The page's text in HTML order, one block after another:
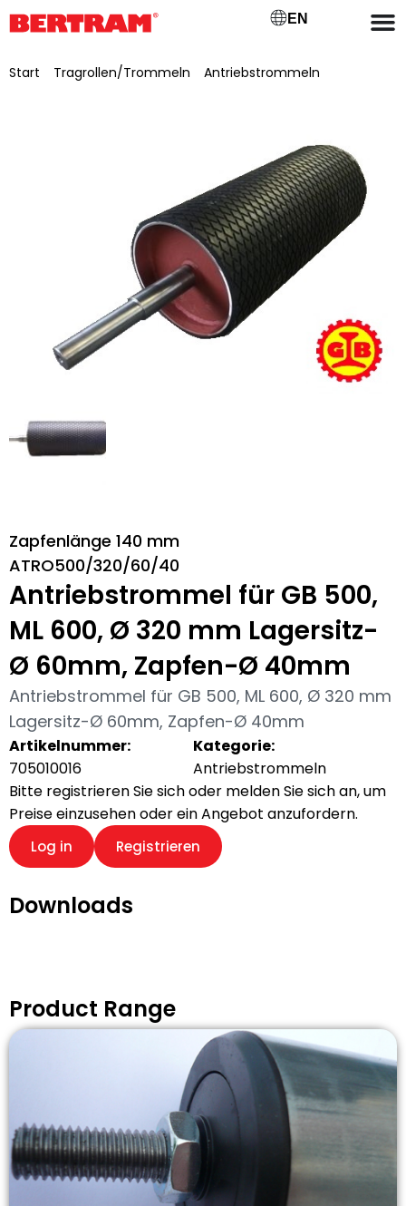
EN
Start Tragrollen/Trommeln
Antriebstrommeln
Zapfenlänge 140 mm
ATRO500/320/60/40
Antriebstrommel für GB 500,
ML 600, Ø 320 mm Lagersitz-
Ø 60mm, Zapfen-Ø 40mm
Antriebstrommel für GB 500, ML 600, Ø 320 mm
Lagersitz-Ø 60mm, Zapfen-Ø 40mm
Artikelnummer:
705010016
Kategorie:
Antriebstrommeln
Bitte registrieren Sie sich oder melden Sie sich an, um
Preise einzusehen oder ein Angebot anzufordern.
Log in Registrieren
Downloads
Product Range